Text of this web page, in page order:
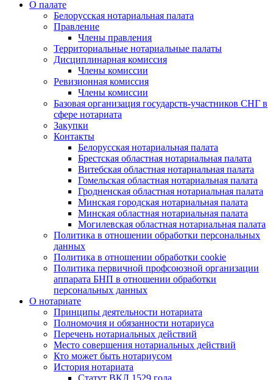
О палате
Белорусская нотариальная палата
Правление
Члены правления
Территориальные нотариальные палаты
Дисциплинарная комиссия
Члены комиссии
Ревизионная комиссия
Члены комиссии
Базовая организация государств-участников СНГ в
сфере нотариата
Закупки
Контакты
Белорусская нотариальная палата
Брестская областная нотариальная палата
Витебская областная нотариальная палата
Гомельская областная нотариальная палата
Гродненская областная нотариальная палата
Минская городская нотариальная палата
Минская областная нотариальная палата
Могилевская областная нотариальная палата
Политика в отношении обработки персональных
данных
Политика в отношении обработки cookie
Политика первичной профсоюзной организации
аппарата БНП в отношении обработки
персональных данных
О нотариате
Принципы деятельности нотариата
Полномочия и обязанности нотариуса
Перечень нотариальных действий
Место совершения нотариальных действий
Кто может быть нотариусом
История нотариата